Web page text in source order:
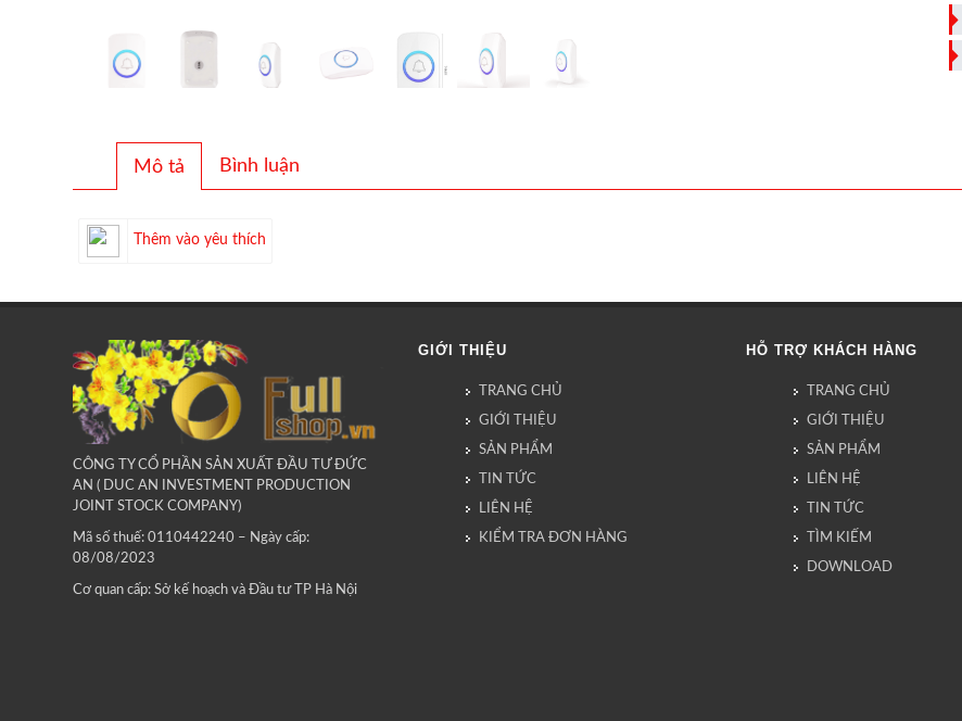
Mô tả Bình luận
Thêm vào yêu thích
CÔNG TY CỔ PHẦN SẢN XUẤT ĐẦU TƯ ĐỨC
AN ( DUC AN INVESTMENT PRODUCTION
JOINT STOCK COMPANY)
Mã số thuế: 0110442240 – Ngày cấp:
08/08/2023
Cơ quan cấp: Sở kế hoạch và Đầu tư TP Hà Nội
GIỚI THIỆU
TRANG CHỦ
GIỚI THIỆU
SẢN PHẨM
TIN TỨC
LIÊN HỆ
KIỂM TRA ĐƠN HÀNG
HỖ TRỢ KHÁCH HÀNG
TRANG CHỦ
GIỚI THIỆU
SẢN PHẨM
LIÊN HỆ
TIN TỨC
TÌM KIẾM
DOWNLOAD